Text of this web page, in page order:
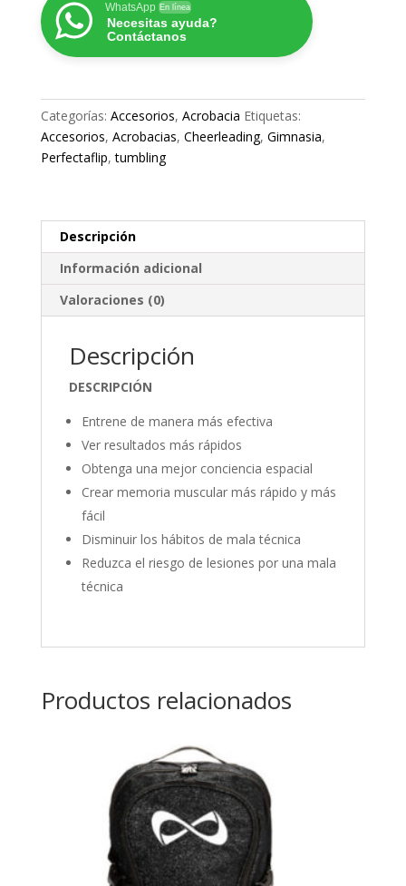
WhatsApp En línea
Necesitas ayuda?
Contáctanos
Categorías: Accesorios, Acrobacia Etiquetas:
Accesorios, Acrobacias, Cheerleading, Gimnasia,
Perfectaflip,tumbling
Descripción
Información adicional
Valoraciones (0)
Descripción
DESCRIPCIÓN
Entrene de manera más efectiva
Ver resultados más rápidos
Obtenga una mejor conciencia espacial
Crear memoria muscular más rápido y más
fácil
Disminuir los hábitos de mala técnica
Reduzca el riesgo de lesiones por una mala
técnica
Productos relacionados